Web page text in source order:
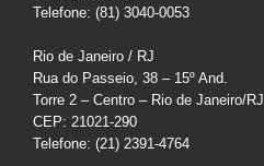
Telefone: (81) 3040-0053
Rio de Janeiro / RJ
Rua do Passeio, 38 – 15º And.
Torre 2 – Centro – Rio de Janeiro/RJ
CEP: 21021-290
Telefone: (21) 2391-4764